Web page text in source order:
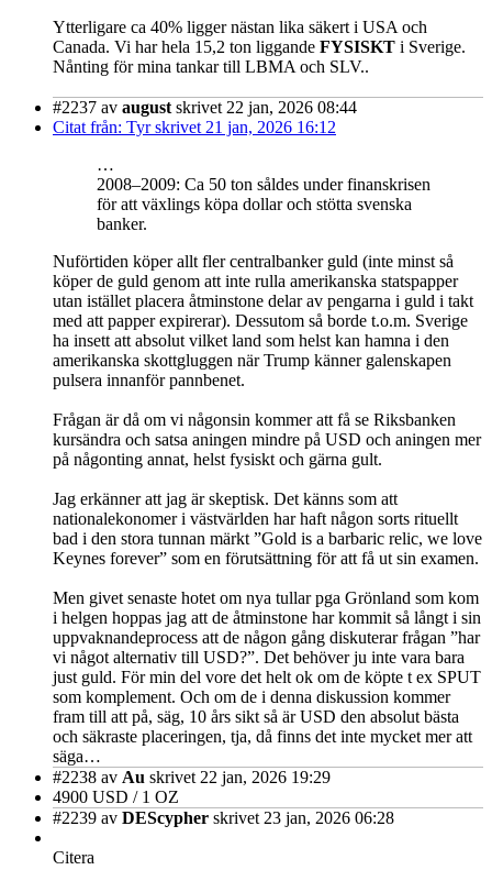
Ytterligare ca 40% ligger nästan lika säkert i USA och
Canada. Vi har hela 15,2 ton liggande FYSISKT i Sverige.
Nånting för mina tankar till LBMA och SLV..
#2237 av august skrivet 22 jan, 2026 08:44
Citat från: Tyr skrivet 21 jan, 2026 16:12
…
2008–2009: Ca 50 ton såldes under finanskrisen
för att växlings köpa dollar och stötta svenska
banker.
Nuförtiden köper allt fler centralbanker guld (inte minst så
köper de guld genom att inte rulla amerikanska statspapper
utan istället placera åtminstone delar av pengarna i guld i takt
med att papper expirerar). Dessutom så borde t.o.m. Sverige
ha insett att absolut vilket land som helst kan hamna i den
amerikanska skottgluggen när Trump känner galenskapen
pulsera innanför pannbenet.
Frågan är då om vi någonsin kommer att få se Riksbanken
kursändra och satsa aningen mindre på USD och aningen mer
på någonting annat, helst fysiskt och gärna gult.
Jag erkänner att jag är skeptisk. Det känns som att
nationalekonomer i västvärlden har haft någon sorts rituellt
bad i den stora tunnan märkt ”Gold is a barbaric relic, we love
Keynes forever” som en förutsättning för att få ut sin examen.
Men givet senaste hotet om nya tullar pga Grönland som kom
i helgen hoppas jag att de åtminstone har kommit så långt i sin
uppvaknandeprocess att de någon gång diskuterar frågan ”har
vi något alternativ till USD?”. Det behöver ju inte vara bara
just guld. För min del vore det helt ok om de köpte t ex SPUT
som komplement. Och om de i denna diskussion kommer
fram till att på, säg, 10 års sikt så är USD den absolut bästa
och säkraste placeringen, tja, då finns det inte mycket mer att
säga…
#2238 av Au skrivet 22 jan, 2026 19:29
4900 USD / 1 OZ
#2239 av DEScypher skrivet 23 jan, 2026 06:28
Citera